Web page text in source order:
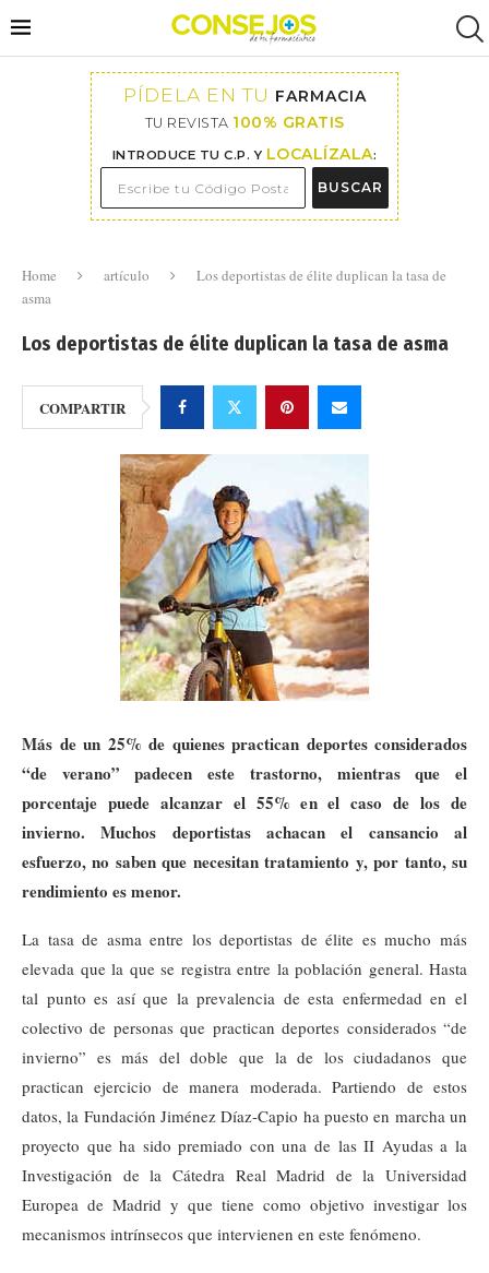
PÍDELA EN TU FARMACIA
TU REVISTA 100% GRATIS
INTRODUCE TU C.P. Y LOCALÍZALA:
BUSCAR
Home artículo
Los deportistas de élite duplican la tasa de
asma
Los deportistas de élite duplican la tasa de asma
COMPARTIR
Más de un 25% de quienes practican deportes considerados
“de verano” padecen este trastorno, mientras que el
porcentaje puede alcanzar el 55% en el caso de los de
invierno. Muchos deportistas achacan el cansancio al
esfuerzo, no saben que necesitan tratamiento y, por tanto, su
rendimiento es menor.
La tasa de asma entre los deportistas de élite es mucho más
elevada que la que se registra entre la población general. Hasta
tal punto es así que la prevalencia de esta enfermedad en el
colectivo de personas que practican deportes considerados “de
invierno” es más del doble que la de los ciudadanos que
practican ejercicio de manera moderada. Partiendo de estos
datos, la Fundación Jiménez Díaz-Capio ha puesto en marcha un
proyecto que ha sido premiado con una de las II Ayudas a la
Investigación de la Cátedra Real Madrid de la Universidad
Europea de Madrid y que tiene como objetivo investigar los
mecanismos intrínsecos que intervienen en este fenómeno.